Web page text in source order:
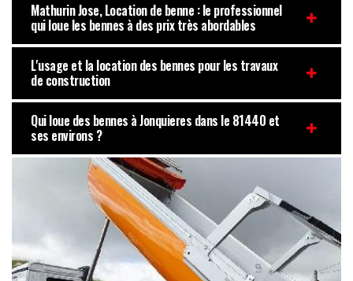
Mathurin Jose, Location de benne : le professionnel
qui loue les bennes à des prix très abordables
L'usage et la location des bennes pour les travaux
de construction
Qui loue des bennes à Jonquieres dans le 81440 et
ses environs ?